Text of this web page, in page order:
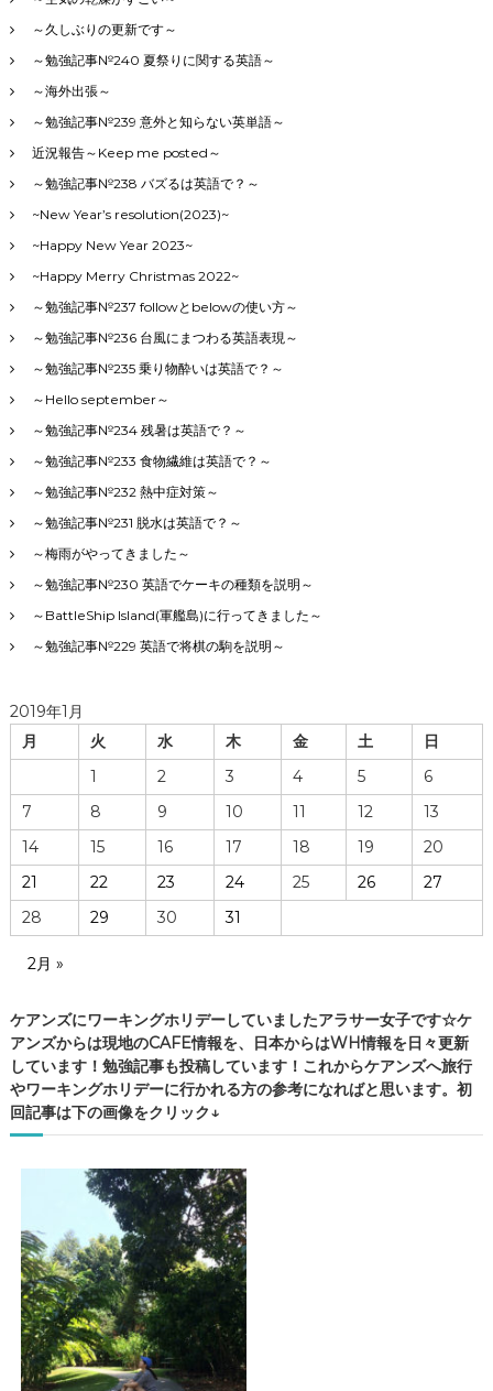
～久しぶりの更新です～
～勉強記事№240 夏祭りに関する英語～
～海外出張～
～勉強記事№239 意外と知らない英単語～
近況報告～Keep me posted～
～勉強記事№238 バズるは英語で？～
~New Year’s resolution(2023)~
~Happy New Year 2023~
~Happy Merry Christmas 2022~
～勉強記事№237 followとbelowの使い方～
～勉強記事№236 台風にまつわる英語表現～
～勉強記事№235 乗り物酔いは英語で？～
～Hello september～
～勉強記事№234 残暑は英語で？～
～勉強記事№233 食物繊維は英語で？～
～勉強記事№232 熱中症対策～
～勉強記事№231 脱水は英語で？～
～梅雨がやってきました～
～勉強記事№230 英語でケーキの種類を説明～
～BattleShip Island(軍艦島)に行ってきました～
～勉強記事№229 英語で将棋の駒を説明～
2019年1月
月
火 水 木 金 土
日
1
2 3 4 5
6
7
8 9 10 11 12
13
14
15 16 17 18 19
20
21
22 23 24 25 26
27
28
29 30 31
2月 »
ケアンズにワーキングホリデーしていましたアラサー女子です☆ケ
アンズからは現地のCAFE情報を、日本からはWH情報を日々更新
しています！勉強記事も投稿しています！これからケアンズへ旅行
やワーキングホリデーに行かれる方の参考になればと思います。初
回記事は下の画像をクリック↓